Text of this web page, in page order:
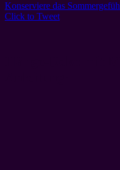
Konserviere das
Click to Tweet